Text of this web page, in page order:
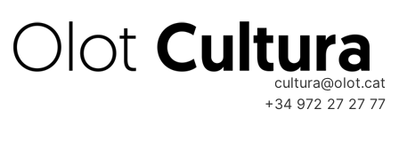
cultura@olot.cat
+34 972 27 27 77